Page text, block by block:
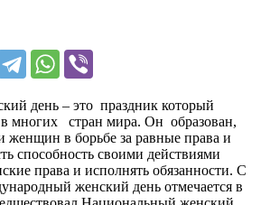
день – это праздник который
в многих стран мира. Он образован,
женщин в борьбе за равные права и
способность своими действиями
права и исполнять обязанности. С
женский день отмечается в